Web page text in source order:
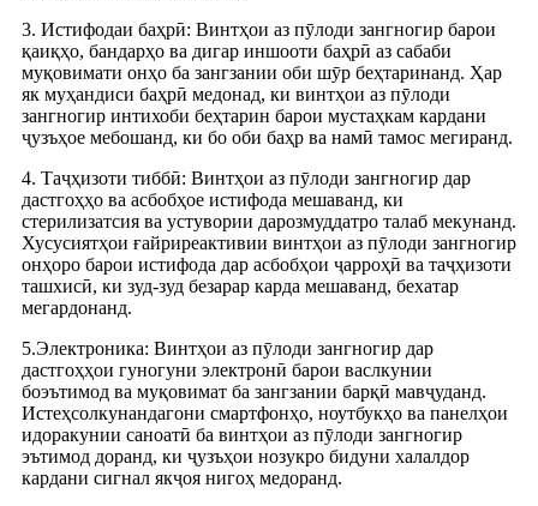
3. Истифодаи баҳрӣ: Винтҳои аз пӯлоди зангногир барои
қаиқҳо, бандарҳо ва дигар иншооти баҳрӣ аз сабаби
муқовимати онҳо ба зангзании оби шӯр беҳтаринанд. Ҳар
як муҳандиси баҳрӣ медонад, ки винтҳои аз пӯлоди
зангногир интихоби беҳтарин барои мустаҳкам кардани
ҷузъҳое мебошанд, ки бо оби баҳр ва намӣ тамос мегиранд.
4. Таҷҳизоти тиббӣ: Винтҳои аз пӯлоди зангногир дар
дастгоҳҳо ва асбобҳое истифода мешаванд, ки
стерилизатсия ва устувории дарозмуддатро талаб мекунанд.
Хусусиятҳои ғайриреактивии винтҳои аз пӯлоди зангногир
онҳоро барои истифода дар асбобҳои ҷарроҳӣ ва таҷҳизоти
ташхисӣ, ки зуд-зуд безарар карда мешаванд, бехатар
мегардонанд.
5.Электроника: Винтҳои аз пӯлоди зангногир дар
дастгоҳҳои гуногуни электронӣ барои васлкунии
боэътимод ва муқовимат ба зангзании барқӣ мавҷуданд.
Истеҳсолкунандагони смартфонҳо, ноутбукҳо ва панелҳои
идоракунии саноатӣ ба винтҳои аз пӯлоди зангногир
эътимод доранд, ки ҷузъҳои нозукро бидуни халалдор
кардани сигнал якҷоя нигоҳ медоранд.